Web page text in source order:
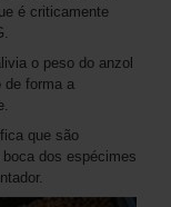
é criticamente
o peso do anzol
de forma a
que são
dos espécimes